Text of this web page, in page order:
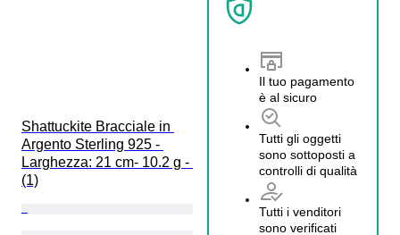
Shattuckite Bracciale in
Argento Sterling 925 -
Larghezza: 21 cm- 10.2 g -
(1)
Il tuo pagamento
è al sicuro
Tutti gli oggetti
sono sottoposti a
controlli di qualità
Tutti i venditori
sono verificati